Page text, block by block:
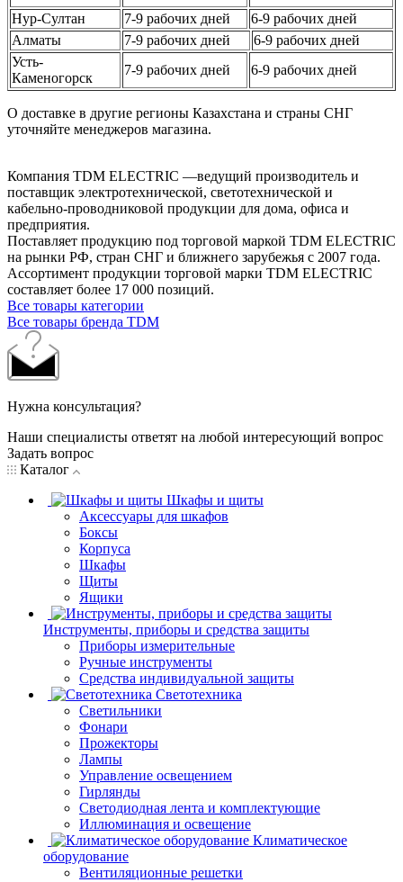
Нур-Султан
7-9 рабочих дней
6-9 рабочих дней
Алматы
7-9 рабочих дней
6-9 рабочих дней
Усть-
Каменогорск
7-9 рабочих дней 6-9 рабочих дней
О доставке в другие регионы Казахстана и страны СНГ
уточняйте менеджеров магазина.
Компания TDM ELECTRIC —ведущий производитель и
поставщик электротехнической, светотехнической и
кабельно-проводниковой продукции для дома, офиса и
предприятия.
Поставляет продукцию под торговой маркой TDM ELECTRIC
на рынки РФ, стран СНГ и ближнего зарубежья с 2007 года.
Ассортимент продукции торговой марки TDM ЕLECTRIC
составляет более 17 000 позиций.
Все товары категории
Все товары бренда TDM
Нужна консультация?
Наши специалисты ответят на любой интересующий вопрос
Задать вопрос
Каталог
Шкафы и щиты
Аксессуары для шкафов
Боксы
Корпуса
Шкафы
Щиты
Ящики
Инструменты, приборы и средства защиты
Приборы измерительные
Ручные инструменты
Средства индивидуальной защиты
Светотехника
Светильники
Фонари
Прожекторы
Лампы
Управление освещением
Гирлянды
Светодиодная лента и комплектующие
Иллюминация и освещение
Климатическое
оборудование
Вентиляционные решетки